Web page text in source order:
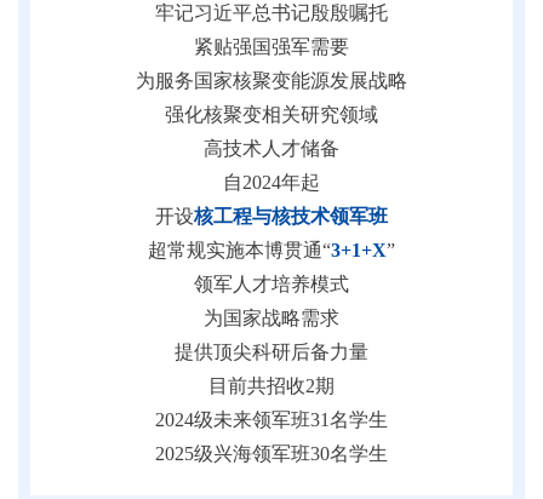
牢记习近平总书记殷殷嘱托
紧贴强国强军需要
为服务国家核聚变能源发展战略
强化核聚变相关研究领域
高技术人才储备
自2024年起
开设核工程与核技术领军班
超常规实施本博贯通“3+1+X”
领军人才培养模式
为国家战略需求
提供顶尖科研后备力量
目前共招收2期
2024级未来领军班31名学生
2025级兴海领军班30名学生